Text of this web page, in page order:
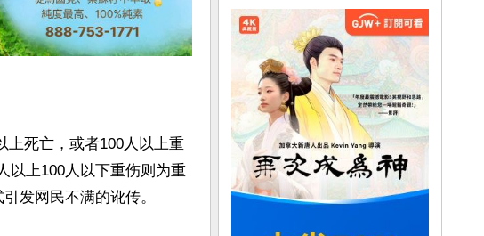
上死亡，或者100人以上重
以上100人以下重伤则为重
发网民不满的讹传。